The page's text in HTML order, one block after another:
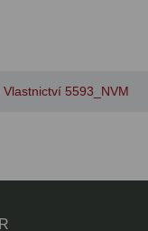
Vlastnictví 5593_NVM